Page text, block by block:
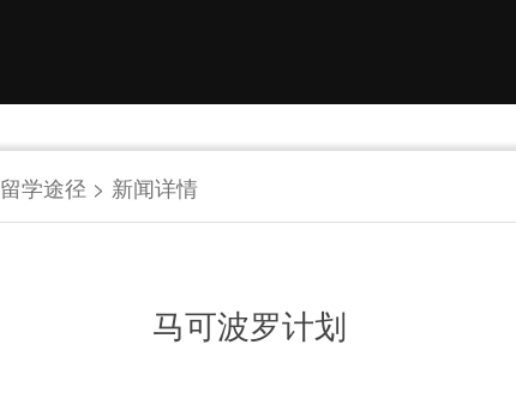
留学途径 > 新闻详情
马可波罗计划